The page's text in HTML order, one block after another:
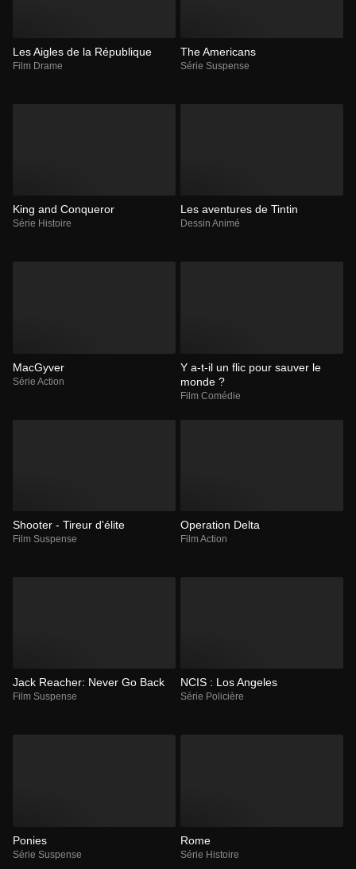
Les Aigles de la République
Film Drame
The Americans
Série Suspense
King and Conqueror
Série Histoire
Les aventures de Tintin
Dessin Animé
MacGyver
Série Action
Y a-t-il un flic pour sauver le
monde ?
Film Comédie
Shooter - Tireur d'élite
Film Suspense
Operation Delta
Film Action
Jack Reacher: Never Go Back
Film Suspense
NCIS : Los Angeles
Série Policière
Ponies
Série Suspense
Rome
Série Histoire